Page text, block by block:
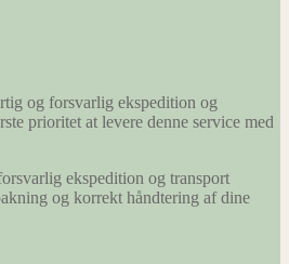
og forsvarlig ekspedition og
prioritet at levere denne service med
ekspedition og transport
og korrekt håndtering af dine